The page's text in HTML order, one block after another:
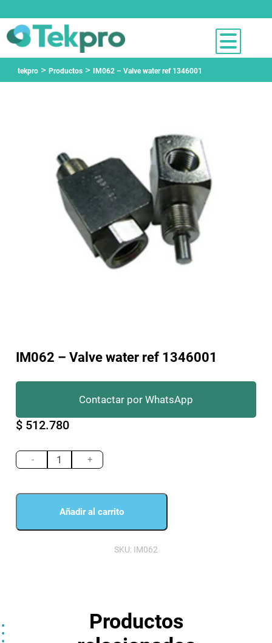
tekpro> Productos> IM062 – Valve water ref 1346001
IM062 – Valve water ref 1346001
$ 512.780
-
-
Valve
ref
+
Añadir al carrito
Contactar por WhatsApp
SKU: IM062
Productos